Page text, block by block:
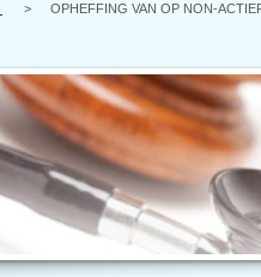
OPHEFFING VAN OP NON-